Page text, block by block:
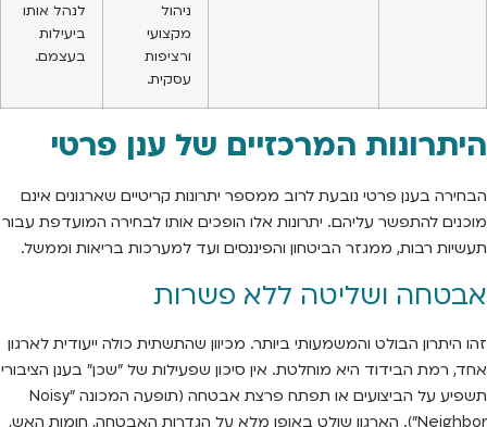
ניהול
מקצועי
ורציפות
עסקית.
לנהל אותו
ביעילות
בעצמם.
היתרונות המרכזיים של ענן פרטי
הבחירה בענן פרטי נובעת לרוב ממספר יתרונות קריטיים שארגונים אינם
מוכנים להתפשר עליהם. יתרונות אלו הופכים אותו לבחירה המועדפת עבור
תעשיות רבות, ממגזר הביטחון והפיננסים ועד למערכות בריאות וממשל.
אבטחה ושליטה ללא פשרות
זהו היתרון הבולט והמשמעותי ביותר. מכיוון שהתשתית כולה ייעודית לארגון
אחד, רמת הבידוד היא מוחלטת. אין סיכון שפעילות של "שכן" בענן הציבורי
תשפיע על הביצועים או תפתח פרצת אבטחה (תופעה המכונה "Noisy
Neighbor"). הארגון שולט באופן מלא על הגדרות האבטחה, חומות האש,